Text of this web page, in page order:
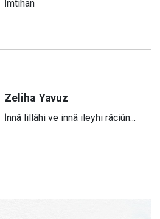
İmtihan
Zeliha Yavuz
​İnnâ lillâhi ve innâ ileyhi râciûn...